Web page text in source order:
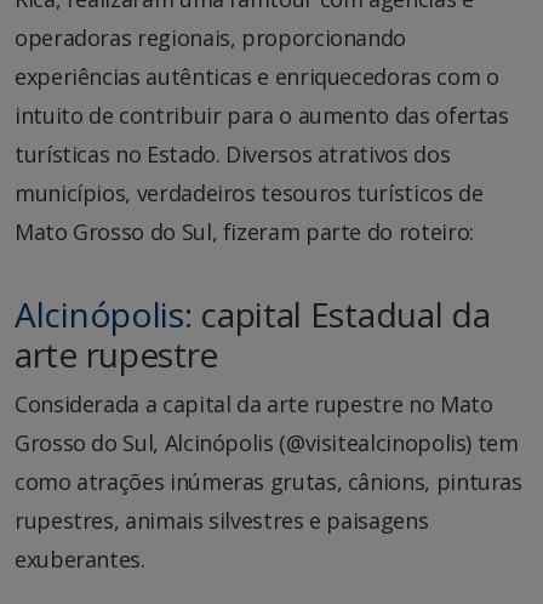
operadoras regionais, proporcionando
experiências autênticas e enriquecedoras com o
intuito de contribuir para o aumento das ofertas
turísticas no Estado. Diversos atrativos dos
municípios, verdadeiros tesouros turísticos de
Mato Grosso do Sul, fizeram parte do roteiro:
Alcinópolis: capital Estadual da
arte rupestre
Considerada a capital da arte rupestre no Mato
Grosso do Sul, Alcinópolis (@visitealcinopolis) tem
como atrações inúmeras grutas, cânions, pinturas
rupestres, animais silvestres e paisagens
exuberantes.